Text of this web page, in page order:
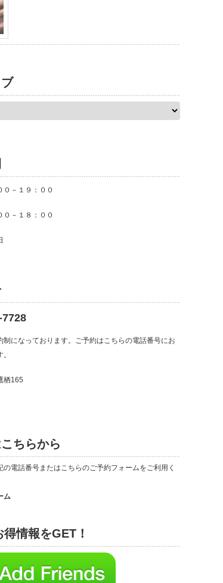
－１９：００
０－１８：００
制になっております。ご予約はこちらの電話番号にお
栖165
ちらから
の電話番号またはこちらのご予約フォームをご利用く
ム
情報をGET！